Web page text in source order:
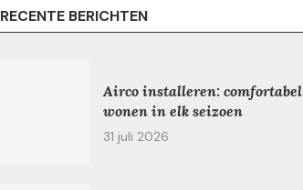
RECENTE BERICHTEN
Airco installeren: comfortabel
wonen in elk seizoen
31 juli 2026